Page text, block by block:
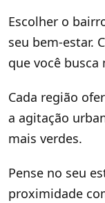
Escolher o
seu bem-estar.
que você busca
Cada região
a agitação
mais verdes.
Pense no seu
proximidade